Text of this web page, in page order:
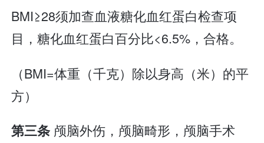
BMI≥28须加查血液糖化血红蛋白检查项
目，糖化血红蛋白百分比<6.5%，合格。
（BMI=体重（千克）除以身高（米）的平
方）
第三条 颅脑外伤，颅脑畸形，颅脑手术